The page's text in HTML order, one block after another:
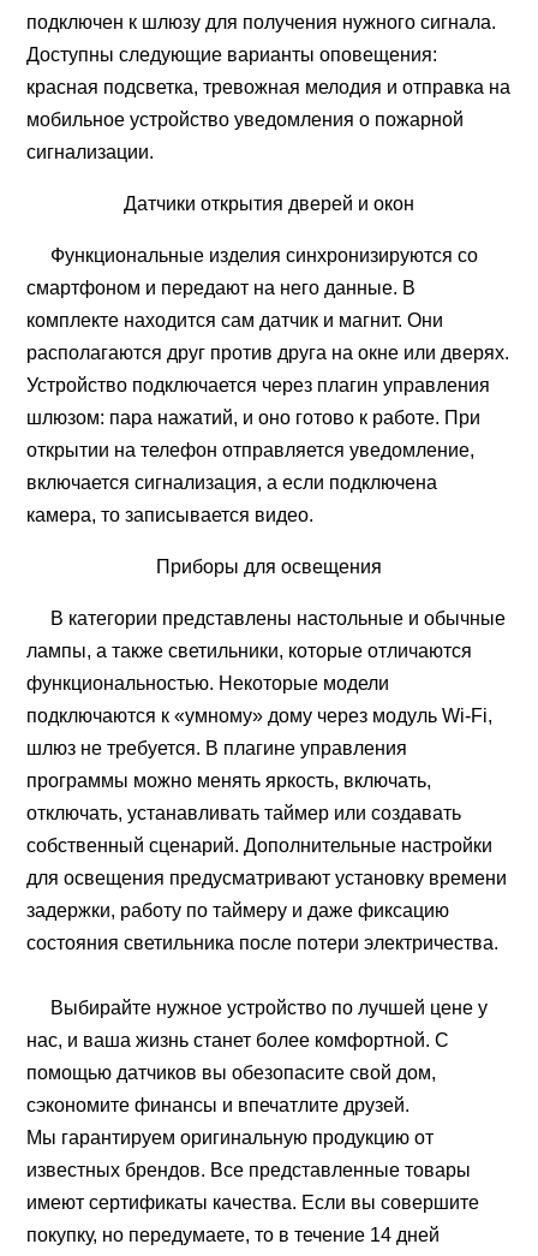
подключен к шлюзу для получения нужного сигнала.
Доступны следующие варианты оповещения:
красная подсветка, тревожная мелодия и отправка на
мобильное устройство уведомления о пожарной
сигнализации.
Датчики открытия дверей и окон
Функциональные изделия синхронизируются со
смартфоном и передают на него данные. В
комплекте находится сам датчик и магнит. Они
располагаются друг против друга на окне или дверях.
Устройство подключается через плагин управления
шлюзом: пара нажатий, и оно готово к работе. При
открытии на телефон отправляется уведомление,
включается сигнализация, а если подключена
камера, то записывается видео.
Приборы для освещения
В категории представлены настольные и обычные
лампы, а также светильники, которые отличаются
функциональностью. Некоторые модели
подключаются к «умному» дому через модуль Wi-Fi,
шлюз не требуется. В плагине управления
программы можно менять яркость, включать,
отключать, устанавливать таймер или создавать
собственный сценарий. Дополнительные настройки
для освещения предусматривают установку времени
задержки, работу по таймеру и даже фиксацию
состояния светильника после потери электричества.
Выбирайте нужное устройство по лучшей цене у
нас, и ваша жизнь станет более комфортной. С
помощью датчиков вы обезопасите свой дом,
сэкономите финансы и впечатлите друзей.
Мы гарантируем оригинальную продукцию от
известных брендов. Все представленные товары
имеют сертификаты качества. Если вы совершите
покупку, но передумаете, то в течение 14 дней